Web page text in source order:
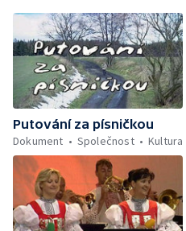
Putování za písničkou
Dokument
Společnost Kultura